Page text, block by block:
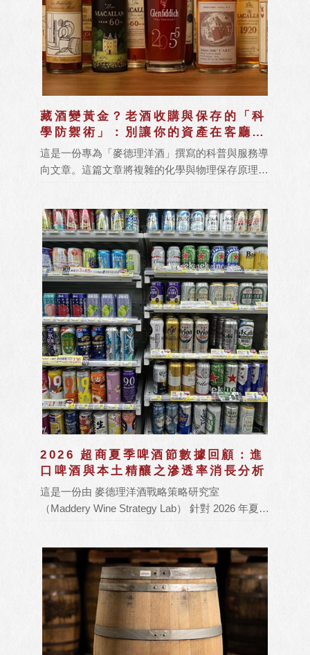
藏酒變黃金？老酒收購與保存的「科
學防禦術」：別讓你的資產在客廳蒸
發！
這是一份專為「麥德理洋酒」撰寫的科普與服務導
向文章。這篇文章將複雜的化學與物理保存原理，
2026 超商夏季啤酒節數據回顧：進
口啤酒與本土精釀之滲透率消長分析
這是一份由 麥德理洋酒戰略策略研究室
（Maddery Wine Strategy Lab） 針對 2026 年夏季